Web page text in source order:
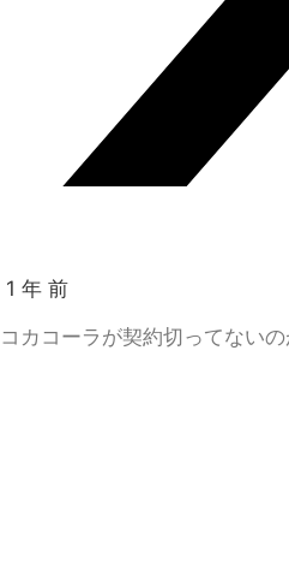
1 年 前
コカコーラが契約切ってない